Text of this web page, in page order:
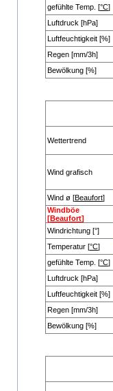
gefühlte Temp. [°C]
Luftdruck [hPa]
Luftfeuchtigkeit [%]
Regen [mm/3h]
Bewölkung [%]
Wettertrend
Wind grafisch
Wind ø [Beaufort]
Windböe
[Beaufort]
Windrichtung [°]
Temperatur [°C]
gefühlte Temp. [°C]
Luftdruck [hPa]
Luftfeuchtigkeit [%]
Regen [mm/3h]
Bewölkung [%]